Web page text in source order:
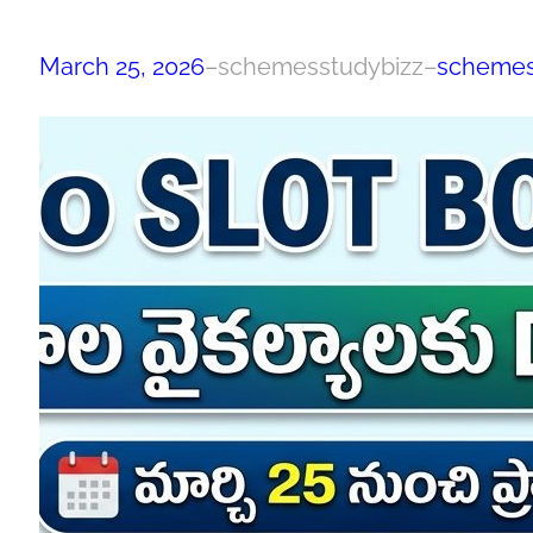
March 25, 2026–schemesstudybizz–